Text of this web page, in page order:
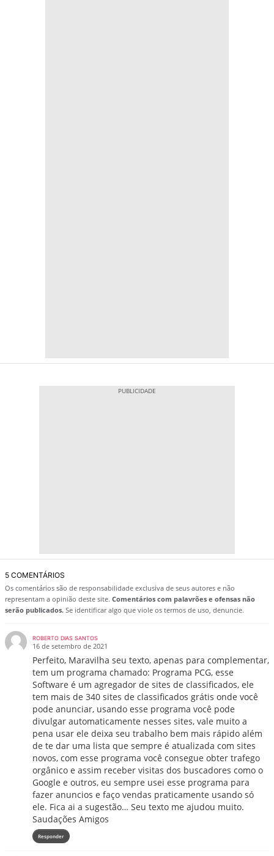
5 COMENTÁRIOS
Os comentários são de responsabilidade exclusiva de seus autores e não
representam a opinião deste site. Comentários com palavrões e ofensas não
serão publicados. Se identificar algo que viole os termos de uso, denuncie.
ROBERTO DIAS SANTOS
16 de setembro de 2021
Perfeito, Maravilha seu texto, apenas para complementar,
tem um programa chamado: Programa PCG, esse
Software é um agregador de sites de classificados, ele
tem mais de 340 sites de classificados grátis onde você
pode anunciar, usando esse programa você pode
divulgar automaticamente nesses sites, vale muito a
pena usar ele deixa seu trabalho bem mais rápido além
de te dar uma lista que sempre é atualizada com sites
novos, com esse programa você consegue obter trafego
orgânico e assim receber visitas dos buscadores como o
Google e outros, eu sempre usei esse programa para
fazer anuncios e faço vendas praticamente usando só
ele. Fica ai a sugestão… Seu texto me ajudou muito.
Saudações Amigos
Responder